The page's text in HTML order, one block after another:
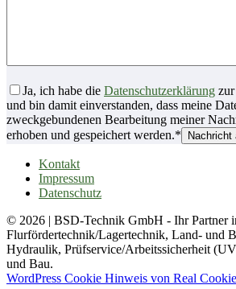
Ja, ich habe die Datenschutzerklärung
und bin damit einverstanden, dass meine
zweckgebundenen Bearbeitung meiner
erhoben und gespeichert werden.*
Kontakt
Impressum
Datenschutz
© 2026 | BSD-Technik GmbH - Ihr Partner
Flurfördertechnik/Lagertechnik, Land- und
Hydraulik, Prüfservice/Arbeitssicherheit
und Bau.
WordPress Cookie Hinweis von Real